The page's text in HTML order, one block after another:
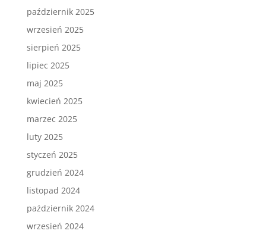
październik 2025
wrzesień 2025
sierpień 2025
lipiec 2025
maj 2025
kwiecień 2025
marzec 2025
luty 2025
styczeń 2025
grudzień 2024
listopad 2024
październik 2024
wrzesień 2024